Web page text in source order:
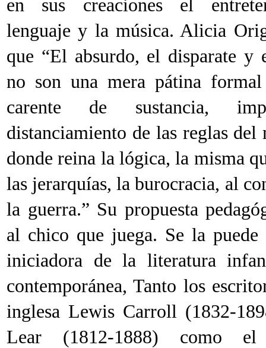
en sus creaciones el
lenguaje y la música. Alicia
que “El absurdo, el disparate y
no son una mera pátina
carente de sustancia,
distanciamiento de las reglas del
donde reina la lógica, la misma
las jerarquías, la burocracia, al
la guerra.” Su propuesta
al chico que juega. Se la puede
iniciadora de la literatura
contemporánea, Tanto los
inglesa Lewis Carroll (1832-
Lear (1812-1888) como el